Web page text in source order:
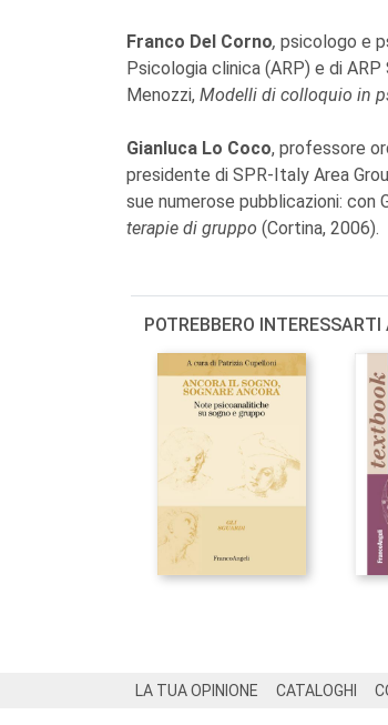
Franco Del Corno, psicologo e
Psicologia clinica (ARP) e di
Menozzi, Modelli di colloquio in
Gianluca Lo Coco, professore
presidente di SPR-Italy Area
sue numerose pubblicazioni: con
terapie di gruppo (Cortina, 2006).
POTREBBERO INTERESSARTI
LA TUA OPINIONE CATALOGHI